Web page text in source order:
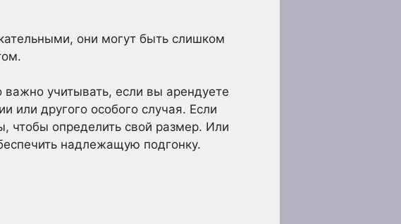
они могут быть слишком
учитывать, если вы арендуете
или другого особого случая. Если
чтобы определить свой размер. Или
надлежащую подгонку.